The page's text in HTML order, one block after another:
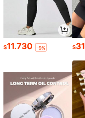
$11.730 -9% $